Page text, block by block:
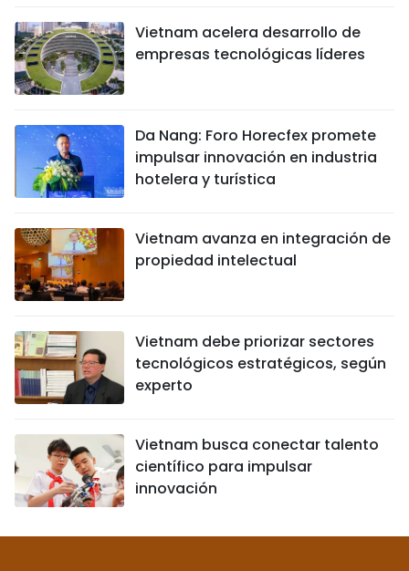
Vietnam acelera desarrollo de
empresas tecnológicas líderes
Da Nang: Foro Horecfex promete
impulsar innovación en industria
hotelera y turística
Vietnam avanza en integración de
propiedad intelectual
Vietnam debe priorizar sectores
tecnológicos estratégicos, según
experto
Vietnam busca conectar talento
científico para impulsar
innovación